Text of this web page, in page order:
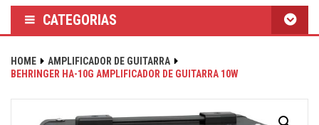
CATEGORIAS
HOME
AMPLIFICADOR DE GUITARRA
BEHRINGER HA-10G AMPLIFICADOR DE GUITARRA 10W